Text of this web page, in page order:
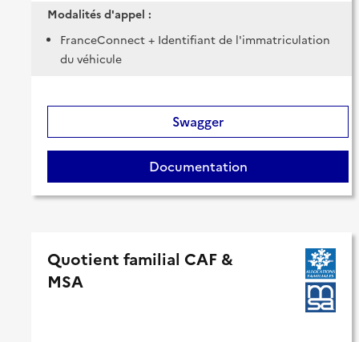
Modalités d'appel :
FranceConnect + Identifiant de l'immatriculation
du véhicule
Swagger
Documentation
Quotient familial CAF &
MSA